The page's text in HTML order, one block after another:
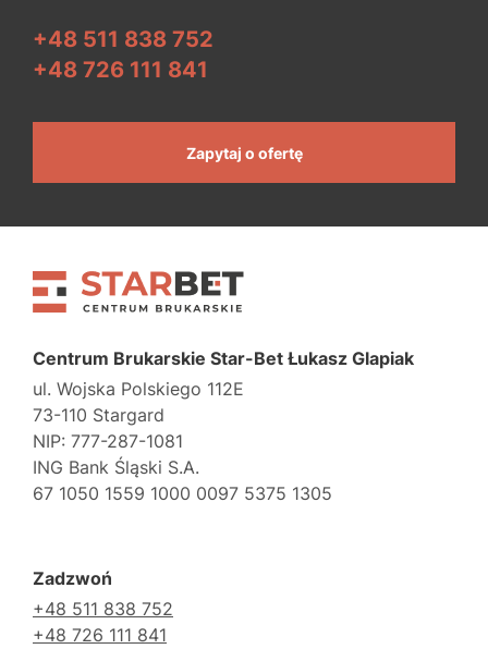
+48 511 838 752
+48 726 111 841
Zapytaj o ofertę
Centrum Brukarskie Star-Bet Łukasz Glapiak
ul. Wojska Polskiego 112E
73-110 Stargard
NIP: 777-287-1081
ING Bank Śląski S.A.
67 1050 1559 1000 0097 5375 1305
Zadzwoń
+48 511 838 752
+48 726 111 841